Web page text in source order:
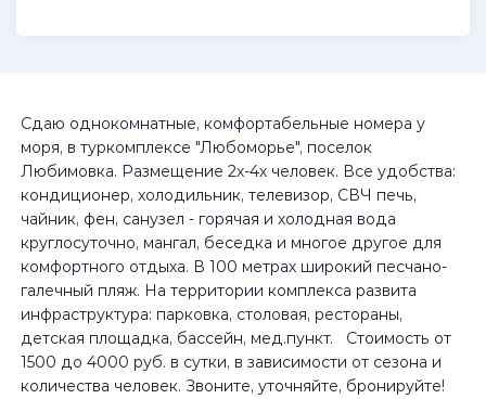
Сдаю однокомнатные, комфортабельные номера у
моря, в туркомплексе "Любоморье", поселок
Любимовка. Размещение 2х-4х человек. Все удобства:
кондиционер, холодильник, телевизор, СВЧ печь,
чайник, фен, санузел - горячая и холодная вода
круглосуточно, мангал, беседка и многое другое для
комфортного отдыха. В 100 метрах широкий песчано-
галечный пляж. На территории комплекса развита
инфраструктура: парковка, столовая, рестораны,
детская площадка, бассейн, мед.пункт. Стоимость от
1500 до 4000 руб. в сутки, в зависимости от сезона и
количества человек. Звоните, уточняйте, бронируйте!